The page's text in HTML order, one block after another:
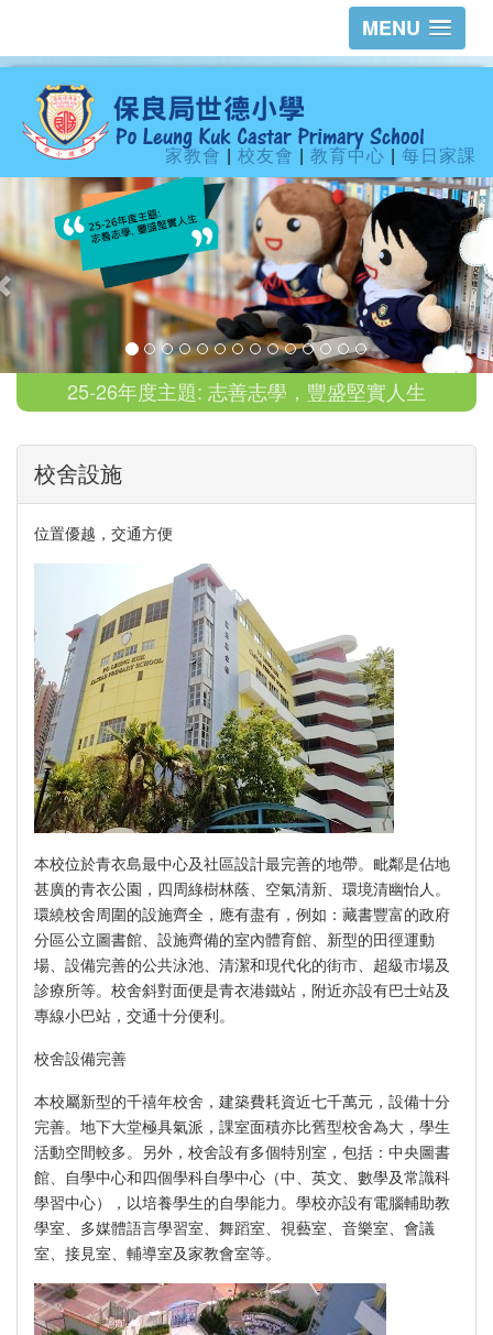
MENU
家教會 | 校友會 | 教育中心 | 每日家課
25-26年度主題: 志善志學，豐盛堅實人生
校舍設施
位置優越，交通方便
本校位於青衣島最中心及社區設計最完善的地帶。毗鄰是佔地
甚廣的青衣公園，四周綠樹林蔭、空氣清新、環境清幽怡人。
環繞校舍周圍的設施齊全，應有盡有，例如：藏書豐富的政府
分區公立圖書館、設施齊備的室內體育館、新型的田徑運動
場、設備完善的公共泳池、清潔和現代化的街市、超級市場及
診療所等。校舍斜對面便是青衣港鐵站，附近亦設有巴士站及
專線小巴站，交通十分便利。
校舍設備完善
本校屬新型的千禧年校舍，建築費耗資近七千萬元，設備十分
完善。地下大堂極具氣派，課室面積亦比舊型校舍為大，學生
活動空間較多。另外，校舍設有多個特別室，包括：中央圖書
館、自學中心和四個學科自學中心（中、英文、數學及常識科
學習中心），以培養學生的自學能力。學校亦設有電腦輔助教
學室、多媒體語言學習室、舞蹈室、視藝室、音樂室、會議
室、接見室、輔導室及家教會室等。